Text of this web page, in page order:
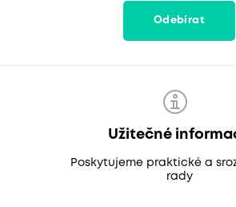
Odebírat
Užitečné
Poskytujeme praktické a
rady